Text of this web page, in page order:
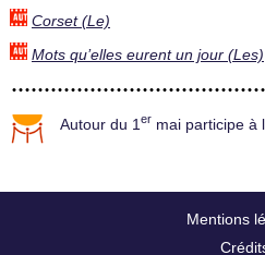
Corset (Le)
Mots qu’elles eurent un jour (Les)
Autour du 1 er mai participe à
Mentions